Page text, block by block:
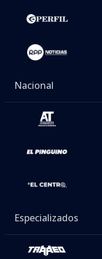
Nacional
Especializados